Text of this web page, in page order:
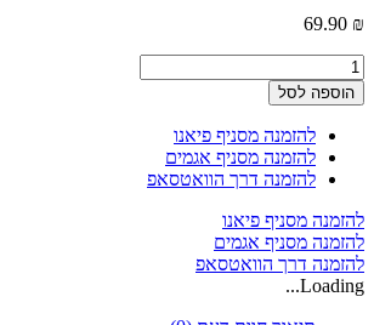
69.90 ₪
כמות
של
דוג
פסט
חטיף
לכלבים
ברווז
על
מקל
לעיסה
הוספה לסל
להזמנה מסניף פיאנו
להזמנה מסניף אגמים
להזמנה דרך הוואטסאפ
להזמנה מסניף פיאנו
להזמנה מסניף אגמים
להזמנה דרך הוואטסאפ
Loading...